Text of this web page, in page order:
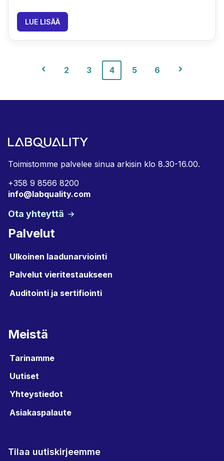
LUE LISÄÄ
Edellinen
2 3 4 5 6 Seuraava
Toimistomme palvelee sinua arkisin klo 8.30-16.00.
+358 9 8566 8200
info@labquality.com
Ota yhteyttä
Palvelut
Ulkoinen laadunarviointi
Palvelut vieritestaukseen
Auditointi ja sertifiointi
Meistä
Tarinamme
Uutiset
Yhteystiedot
Asiakaspalaute
Tilaa uutiskirjeemme